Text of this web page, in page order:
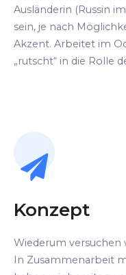
Ausländerin (Russin
sein, je nach
Akzent. Arbeitet im
„rutscht“ in die Rolle
Konzept
Wiederum versuchen
In Zusammenarbeit